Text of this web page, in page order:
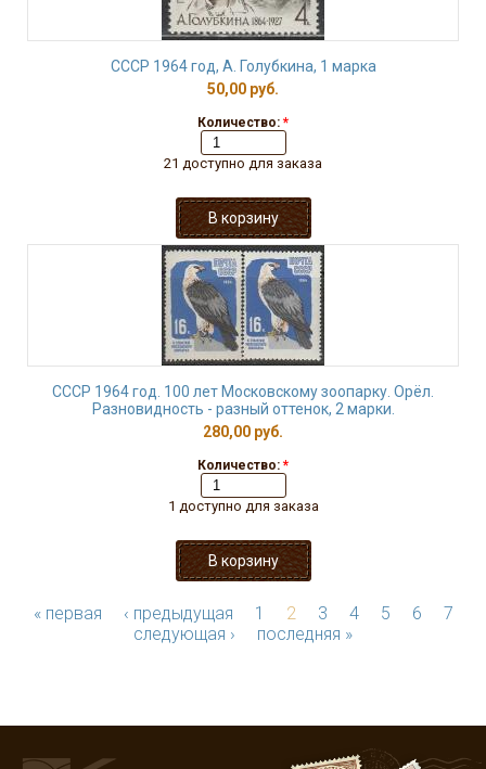
СССР 1964 год, А. Голубкина, 1 марка
50,00 руб.
Количество: *
21 доступно для заказа
СССР 1964 год. 100 лет Московскому зоопарку. Орёл.
Разновидность - разный оттенок, 2 марки.
280,00 руб.
Количество: *
1 доступно для заказа
« первая ‹ предыдущая 1 2 3 4 5 6
7
следующая ›
последняя »